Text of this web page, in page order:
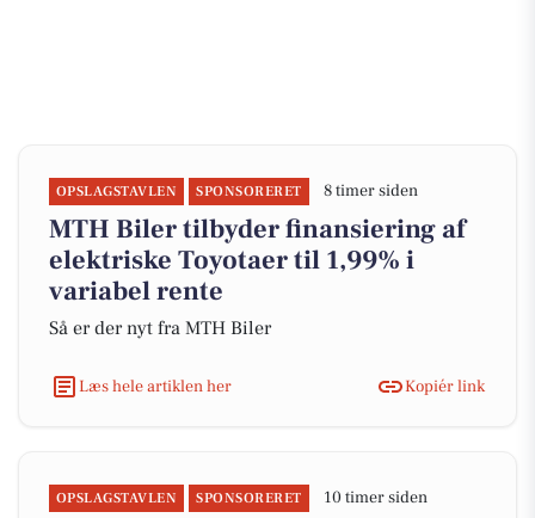
OPSLAGSTAVLEN SPONSORERET 8 timer siden
MTH Biler tilbyder finansiering af
elektriske Toyotaer til 1,99% i
variabel rente
Så er der nyt fra MTH Biler
Læs hele artiklen her Kopiér link
OPSLAGSTAVLEN SPONSORERET 10 timer siden